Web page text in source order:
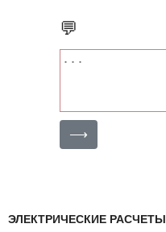
💬
⟶
ЭЛЕКТРИЧЕСКИЕ РАСЧЕТЫ